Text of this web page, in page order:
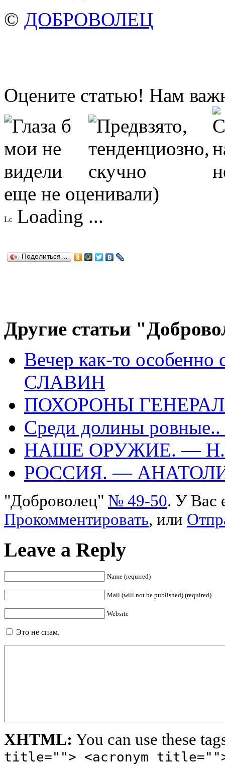
© ДОБРОВОЛЕЦ
Оцените статью! Нам
еще не оценивали)
Loading ...
Поделиться…
Другие статьи
Вечер как-то
СЛАВИН
ПОХОРОНЫ
Среди долины
НАШЕ ОРУЖИЕ. —
РОССИЯ. —
"Доброволец" № 49-50. У Вас
Прокомментировать, или
Leave a Reply
Name (required)
Mail (will not be published) (required)
Website
Это не спам.
XHTML: You can use these
title=""> <acronym